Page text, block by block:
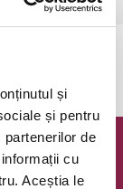
și
și pentru
de
cu
Aceștia le